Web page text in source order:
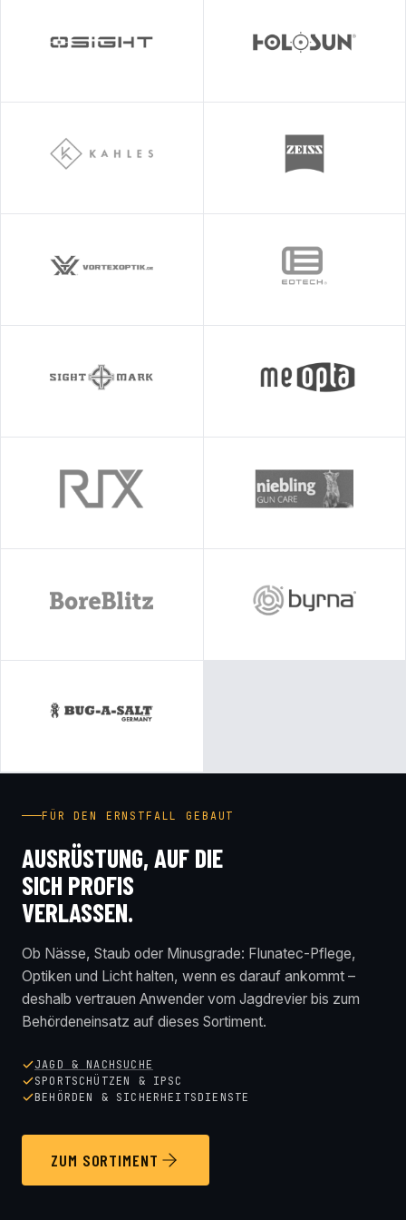
FÜR DEN ERNSTFALL GEBAUT
AUSRÜSTUNG, AUF DIE
SICH PROFIS
VERLASSEN.
Ob Nässe, Staub oder Minusgrade: Flunatec-Pflege,
Optiken und Licht halten, wenn es darauf ankommt –
deshalb vertrauen Anwender vom Jagdrevier bis zum
Behördeneinsatz auf dieses Sortiment.
JAGD & NACHSUCHE
SPORTSCHÜTZEN & IPSC
BEHÖRDEN & SICHERHEITSDIENSTE
ZUM SORTIMENT